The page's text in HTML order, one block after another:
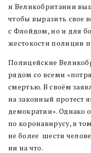
и Великобритании
чтобы выразить свое
с Флойдом, но и для
жестокости полиции
Полицейские
рядом со всеми
смертью. В своём
на законный протест
демократии». Однако
по коронавирусу, в
не более шести
ни на что.